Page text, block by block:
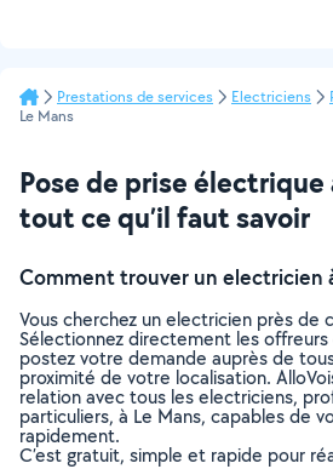
Prestations de services Electriciens
Le Mans
Pose de prise électrique
tout ce qu’il faut savoir
Comment trouver un electricien
Vous cherchez un electricien près de
Sélectionnez directement les
postez votre demande auprès de
proximité de votre localisation.
relation avec tous les electriciens,
particuliers, à Le Mans, capables de
rapidement.
C’est gratuit, simple et rapide pour